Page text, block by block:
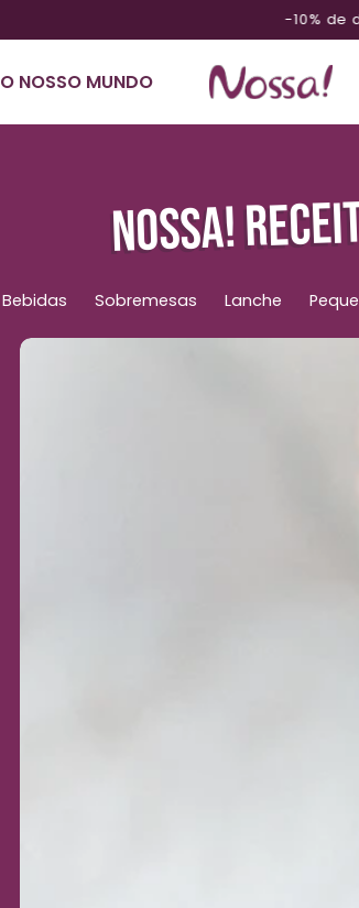
-10% de desconto a partir de £200
O NOSSO MUNDO
NOSSA!
Bebidas Sobremesas Lanche